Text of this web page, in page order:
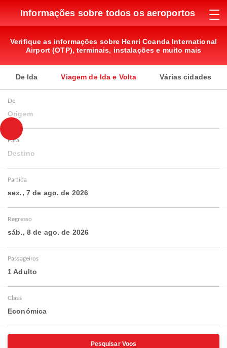
Informações sobre todos os aeroportos
Verifique as informações sobre Henri Coanda International
Airport (OTP), terminais, instalações e muito mais
De Ida Viagem de Ida e Volta Várias cidades
De
Origem
Para
Destino
Partida
sex., 7 de ago. de 2026
Regresso
sáb., 8 de ago. de 2026
Passageiros
1 Adulto
Class
Económica
Pesquisar Voos